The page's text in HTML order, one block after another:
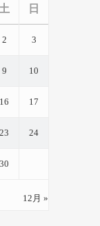
日
12月 »
2 3
9 10
16 17
23 24
30